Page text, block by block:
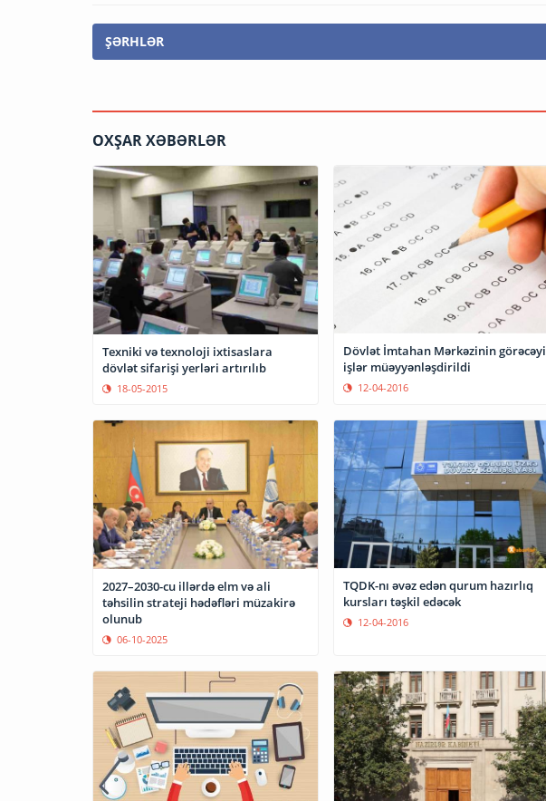
ŞƏRHLƏR
OXŞAR XƏBƏRLƏR
Texniki və texnoloji ixtisaslara
dövlət sifarişi yerləri artırılıb
18-05-2015
Dövlət İmtahan Mərkəzinin görəcəyi
işlər müəyyənləşdirildi
12-04-2016
2027–2030-cu illərdə elm və ali
təhsilin strateji hədəfləri müzakirə
olunub
06-10-2025
TQDK-nı əvəz edən qurum hazırlıq
kursları təşkil edəcək
12-04-2016